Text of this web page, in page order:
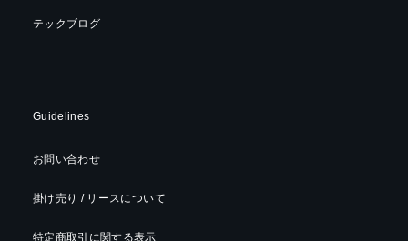
テックブログ
Guidelines
お問い合わせ
掛け売り / リースについて
特定商取引に関する表示